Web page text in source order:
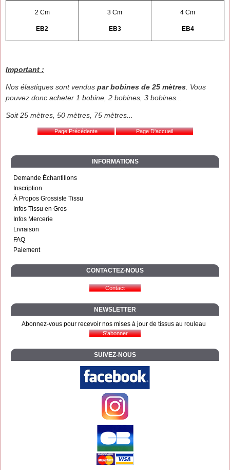
INFORMATIONS
Demande Échantillons
Inscription
À Propos Grossiste Tissu
Infos Tissu en Gros
Infos Mercerie
Livraison
FAQ
Paiement
CONTACTEZ-NOUS
NEWSLETTER
Abonnez-vous pour recevoir nos mises à jour de tissus au rouleau
SUIVEZ-NOUS
2 Cm
EB2
3 Cm
EB3
4 Cm
EB4
Important :
Nos élastiques sont vendus par bobines de 25 mètres . Vous
pouvez donc acheter 1 bobine, 2 bobines, 3 bobines...
Soit 25 mètres, 50 mètres, 75 mètres...